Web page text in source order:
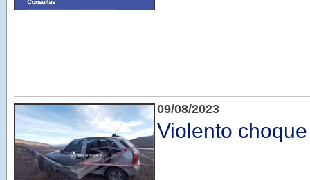
09/08/2023
Violento